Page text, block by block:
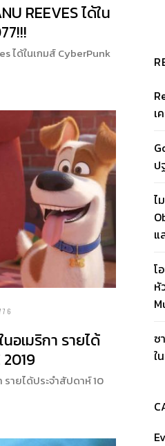
REEVES ได้ใน
ได้ในเกมส์ CyberPunk
อเมริกา รายได้
ายได้ประจำสัปดาห์ 10
เ
ป
ไ
แ
โ
หั
ซ
ใ